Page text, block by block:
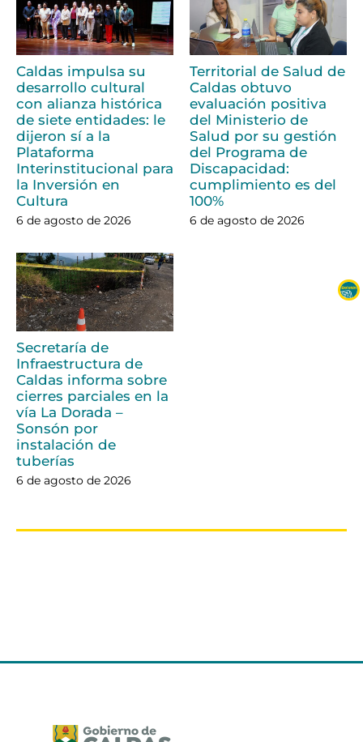
Caldas impulsa su
desarrollo cultural
con alianza histórica
de siete entidades: le
dijeron sí a la
Plataforma
Interinstitucional para
la Inversión en
Cultura
6 de agosto de 2026
Territorial de Salud de
Caldas obtuvo
evaluación positiva
del Ministerio de
Salud por su gestión
del Programa de
Discapacidad:
cumplimiento es del
100%
6 de agosto de 2026
Secretaría de
Infraestructura de
Caldas informa sobre
cierres parciales en la
vía La Dorada –
Sonsón por
instalación de
tuberías
6 de agosto de 2026